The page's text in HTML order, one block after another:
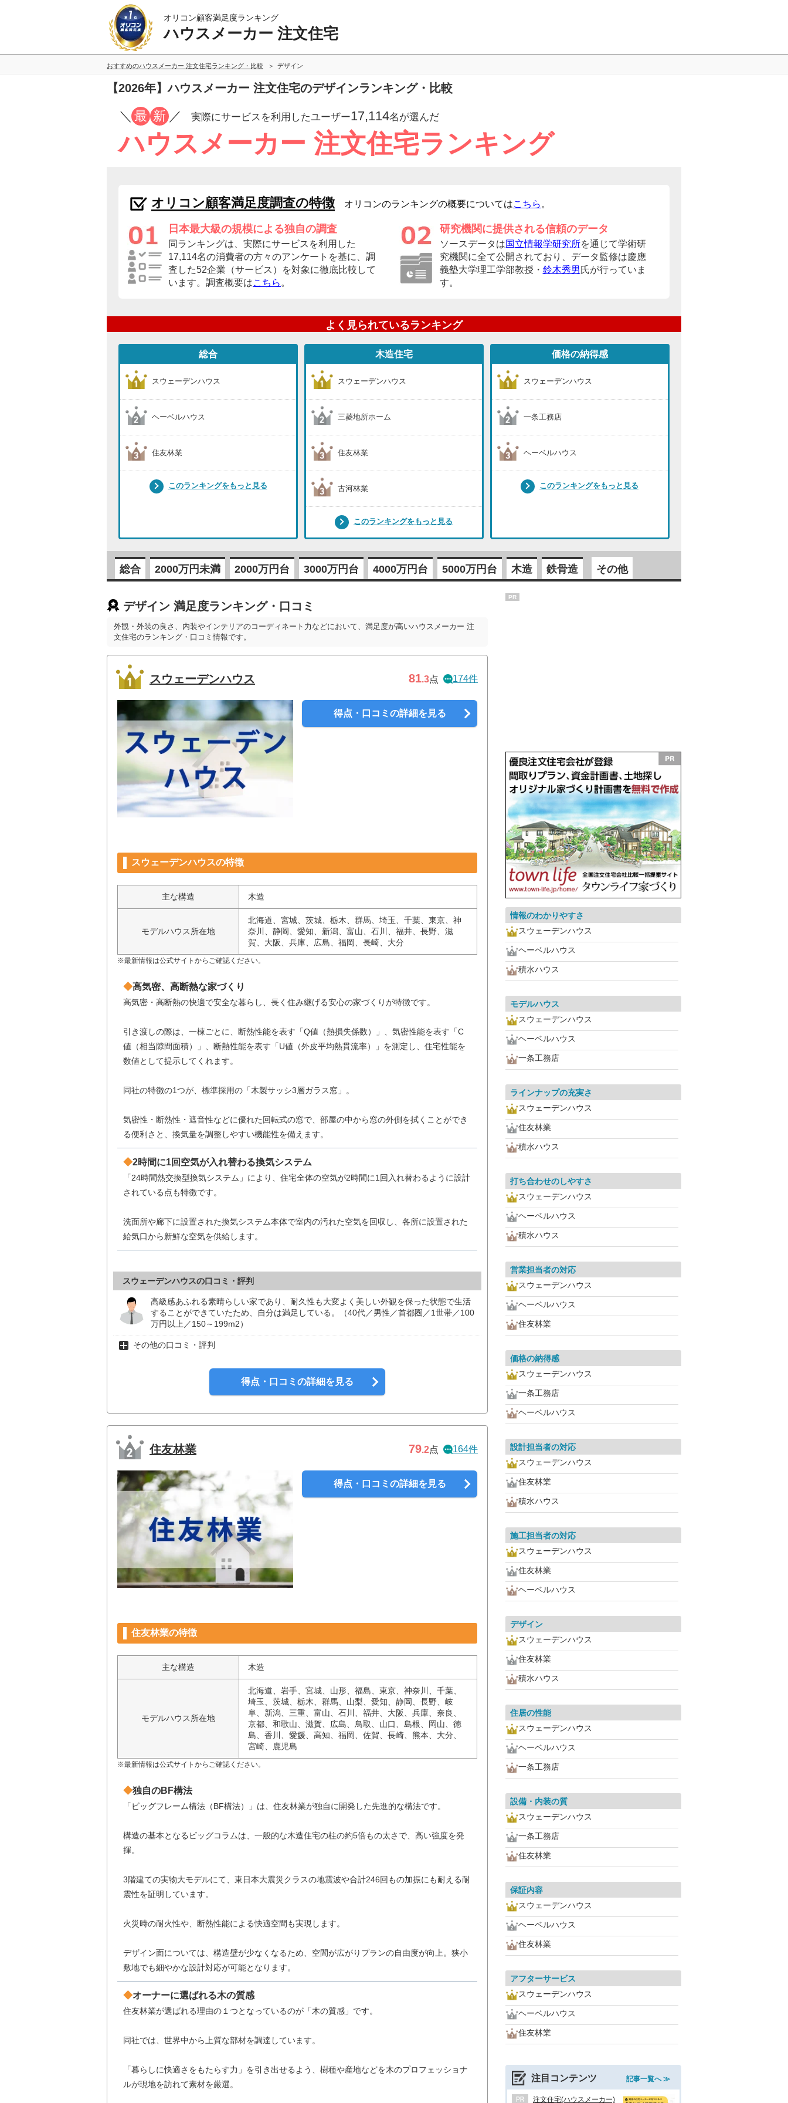
オリコン顧客満足度ランキング
ハウスメーカー 注文住宅
おすすめのハウスメーカー 注文住宅ランキング・比較 デザイン
【2026年】ハウスメーカー 注文住宅のデザインランキング・比較
／ 最 新 ／ 実際にサービスを利用したユーザー17,114名が選んだ
ハウスメーカー 注文住宅ランキング
オリコン顧客満足度調査の特徴 オリコンのランキングの概要についてはこちら 。
日本最大級の規模による独自の調査
同ランキングは、実際にサービスを利用した
17,114名の消費者の方々のアンケートを基に、調
査した52企業（サービス）を対象に徹底比較して
います。調査概要はこちら 。
研究機関に提供される信頼のデータ
ソースデータは国立情報学研究所を通じて学術研
究機関に全て公開されており、データ監修は慶應
義塾大学理工学部教授・ 鈴木秀男 氏が行っていま
す。
よく見られているランキング
総合
スウェーデンハウス
ヘーベルハウス
住友林業
このランキングをもっと見る
木造住宅
スウェーデンハウス
三菱地所ホーム
住友林業
古河林業
このランキングをもっと見る
価格の納得感
スウェーデンハウス
一条工務店
ヘーベルハウス
このランキングをもっと見る
総合 2000万円未満 2000万円台 3000万円台 4000万円台 5000万円台 木造 鉄骨造 その他
デザイン 満足度ランキング・口コミ
外観・外装の良さ、内装やインテリアのコーディネート力などにおいて、満足度が高いハウスメーカー 注
文住宅のランキング・口コミ情報です。
スウェーデンハウス 81.3点 174件
得点・口コミの詳細を見る
スウェーデンハウスの特徴
主な構造 木造
モデルハウス所在地
北海道、宮城、茨城、栃木、群馬、埼玉、千葉、東京、神
奈川、静岡、愛知、新潟、富山、石川、福井、長野、滋
賀、大阪、兵庫、広島、福岡、長崎、大分
※最新情報は公式サイトからご確認ください。
高気密、高断熱な家づくり
高気密・高断熱の快適で安全な暮らし、長く住み継げる安心の家づくりが特徴です。
引き渡しの際は、一棟ごとに、断熱性能を表す「Q値（熱損失係数）」、気密性能を表す「C
値（相当隙間面積）」、断熱性能を表す「U値（外皮平均熱貫流率）」を測定し、住宅性能を
数値として提示してくれます。
同社の特徴の1つが、標準採用の「木製サッシ3層ガラス窓」。
気密性・断熱性・遮音性などに優れた回転式の窓で、部屋の中から窓の外側を拭くことができ
る便利さと、換気量を調整しやすい機能性を備えます。
2時間に1回空気が入れ替わる換気システム
「24時間熱交換型換気システム」により、住宅全体の空気が2時間に1回入れ替わるように設計
されている点も特徴です。
洗面所や廊下に設置された換気システム本体で室内の汚れた空気を回収し、各所に設置された
給気口から新鮮な空気を供給します。
スウェーデンハウスの口コミ・評判
高級感あふれる素晴らしい家であり、耐久性も大変よく美しい外観を保った状態で生活
することができていたため、自分は満足している。（40代／男性／首都圏／1世帯／100
万円以上／150～199m2）
その他の口コミ・評判
得点・口コミの詳細を見る
住友林業 79.2点 164件
得点・口コミの詳細を見る
住友林業の特徴
主な構造 木造
モデルハウス所在地
北海道、岩手、宮城、山形、福島、東京、神奈川、千葉、
埼玉、茨城、栃木、群馬、山梨、愛知、静岡、長野、岐
阜、新潟、三重、富山、石川、福井、大阪、兵庫、奈良、
京都、和歌山、滋賀、広島、鳥取、山口、島根、岡山、徳
島、香川、愛媛、高知、福岡、佐賀、長崎、熊本、大分、
宮崎、鹿児島
※最新情報は公式サイトからご確認ください。
独自のBF構法
「ビッグフレーム構法（BF構法）」は、住友林業が独自に開発した先進的な構法です。
構造の基本となるビッグコラムは、一般的な木造住宅の柱の約5倍もの太さで、高い強度を発
揮。
3階建ての実物大モデルにて、東日本大震災クラスの地震波や合計246回もの加振にも耐える耐
震性を証明しています。
火災時の耐火性や、断熱性能による快適空間も実現します。
デザイン面については、構造壁が少なくなるため、空間が広がりプランの自由度が向上。狭小
敷地でも細やかな設計対応が可能となります。
オーナーに選ばれる木の質感
住友林業が選ばれる理由の１つとなっているのが「木の質感」です。
同社では、世界中から上質な部材を調達しています。
「暮らしに快適さをもたらす力」を引き出せるよう、樹種や産地などを木のプロフェッショナ
ルが現地を訪れて素材を厳選。
PR
情報のわかりやすさ
スウェーデンハウス
ヘーベルハウス
積水ハウス
モデルハウス
スウェーデンハウス
ヘーベルハウス
一条工務店
ラインナップの充実さ
スウェーデンハウス
住友林業
積水ハウス
打ち合わせのしやすさ
スウェーデンハウス
ヘーベルハウス
積水ハウス
営業担当者の対応
スウェーデンハウス
ヘーベルハウス
住友林業
価格の納得感
スウェーデンハウス
一条工務店
ヘーベルハウス
設計担当者の対応
スウェーデンハウス
住友林業
積水ハウス
施工担当者の対応
スウェーデンハウス
住友林業
ヘーベルハウス
デザイン
スウェーデンハウス
住友林業
積水ハウス
住居の性能
スウェーデンハウス
ヘーベルハウス
一条工務店
設備・内装の質
スウェーデンハウス
一条工務店
住友林業
保証内容
スウェーデンハウス
ヘーベルハウス
住友林業
アフターサービス
スウェーデンハウス
ヘーベルハウス
住友林業
注目コンテンツ 記事一覧へ ≫
注文住宅(ハウスメーカー)